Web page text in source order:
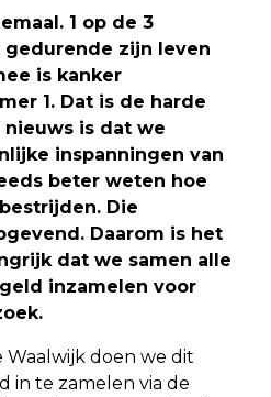
1 op de 3
zijn leven
is kanker
1. Dat is de harde
is dat we
inspanningen van
beter weten hoe
Die
Daarom is het
dat we samen alle
inzamelen voor
doen we dit
in te zamelen via de